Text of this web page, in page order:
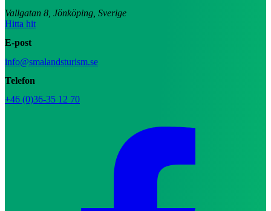
Vallgatan 8, Jönköping, Sverige
Hitta hit
E-post
info@smalandsturism.se
Telefon
+46 (0)36-35 12 70